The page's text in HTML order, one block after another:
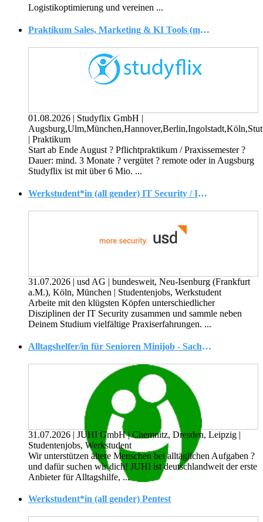
Logistikoptimierung und vereinen ...
Praktikum Sales, Marketing & KI Tools (m/w/d)
01.08.2026 | Studyflix GmbH |
| Praktikum
Start ab Ende August ? Pflichtpraktikum / Praxissemester ?
Dauer: mind. 3 Monate ? vergütet ? remote oder in Augsburg
Studyflix ist mit über 6 Mio. ...
Werkstudent*in (all gender) IT Security / Informationssicherheit
31.07.2026 | usd AG | bundesweit, Neu-Isenburg (Frankfurt
a.M.), Köln, München | Studentenjobs, Werkstudent
Arbeite mit den klügsten Köpfen unterschiedlicher
Disziplinen der IT Security zusammen und sammle neben
Deinem Studium vielfältige Praxiserfahrungen. ...
Alltagshelfer/in für Senioren Minijob - Sachsen
31.07.2026 | JUHI GmbH| Chemnitz, Dresden, Leipzig |
Studentenjobs, Werkstudent
Wir unterstützen ältere Menschen bei alltäglichen Aufgaben ?
und dafür suchen wir dich! JUHI ist deutschlandweit der erste
Anbieter für Alltagshilfe, ...
Werkstudent*in (all gender) Pentest